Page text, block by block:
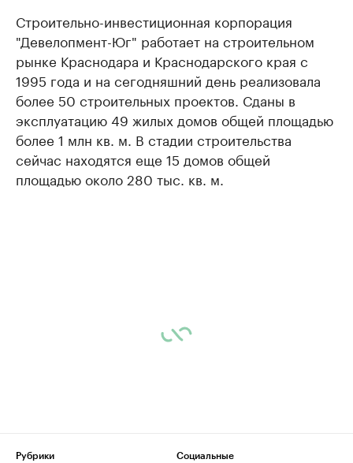
Строительно-инвестиционная корпорация
"Девелопмент-Юг" работает на строительном
рынке Краснодара и Краснодарского края с
1995 года и на сегодняшний день реализовала
более 50 строительных проектов. Сданы в
эксплуатацию 49 жилых домов общей площадью
более 1 млн кв. м. В стадии строительства
сейчас находятся еще 15 домов общей
площадью около 280 тыс. кв. м.
Рубрики
Социальные